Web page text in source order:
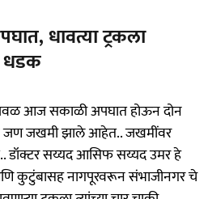
धावत्या ट्रकला
धडक
जवळ आज सकाळी अपघात होऊन दोन
जण जखमी झाले आहेत.. जखमींवर
सय्यद आसिफ सय्यद उमर हे
कुटुंबासह नागपूरवरून संभाजीनगर चे